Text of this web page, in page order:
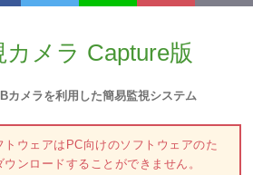
カメラ Capture版
カメラを利用した簡易監視システム
ウェアはPC向けのソフトウェアのた
ンロードすることができません。